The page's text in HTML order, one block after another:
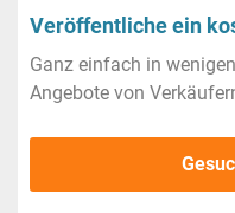
Veröffentliche ein
Ganz einfach in
Angebote von